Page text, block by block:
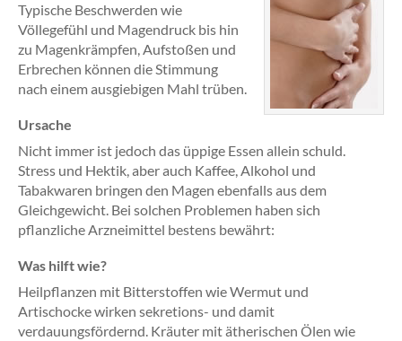
Typische Beschwerden wie
Völlegefühl und Magendruck bis hin
zu Magenkrämpfen, Aufstoßen und
Erbrechen können die Stimmung
nach einem ausgiebigen Mahl trüben.
Ursache
Nicht immer ist jedoch das üppige Essen allein schuld.
Stress und Hektik, aber auch Kaffee, Alkohol und
Tabakwaren bringen den Magen ebenfalls aus dem
Gleichgewicht. Bei solchen Problemen haben sich
pflanzliche Arzneimittel bestens bewährt:
Was hilft wie?
Heilpflanzen mit Bitterstoffen wie Wermut und
Artischocke wirken sekretions- und damit
verdauungsfördernd. Kräuter mit ätherischen Ölen wie